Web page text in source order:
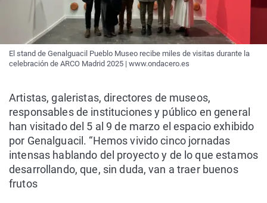
El stand de Genalguacil Pueblo Museo recibe miles de visitas durante la
celebración de ARCO Madrid 2025 | www.ondacero.es
Artistas, galeristas, directores de museos,
responsables de instituciones y público en general
han visitado del 5 al 9 de marzo el espacio exhibido
por Genalguacil. “Hemos vivido cinco jornadas
intensas hablando del proyecto y de lo que estamos
desarrollando, que, sin duda, van a traer buenos
frutos